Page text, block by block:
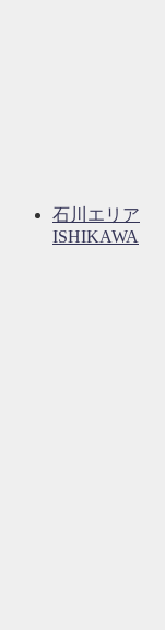
石川エリア
ISHIKAWA